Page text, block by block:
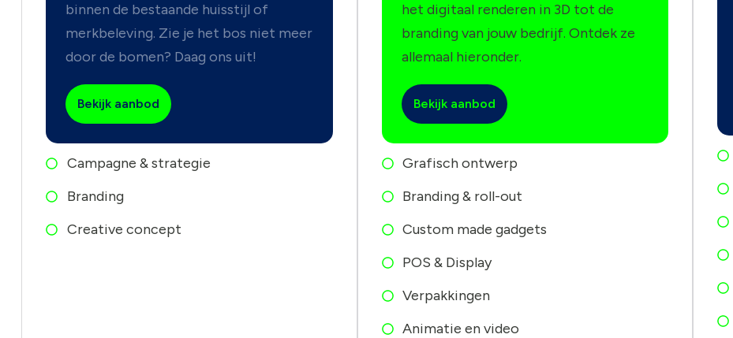
binnen de bestaande huisstijl of
merkbeleving. Zie je het bos niet meer
door de bomen? Daag ons uit!
Bekijk aanbod
Campagne & strategie
Branding
Creative concept
het digitaal renderen in 3D tot de
branding van jouw bedrijf. Ontdek ze
allemaal hieronder.
Bekijk aanbod
Grafisch ontwerp
Branding & roll-out
Custom made gadgets
POS & Display
Verpakkingen
Animatie en video